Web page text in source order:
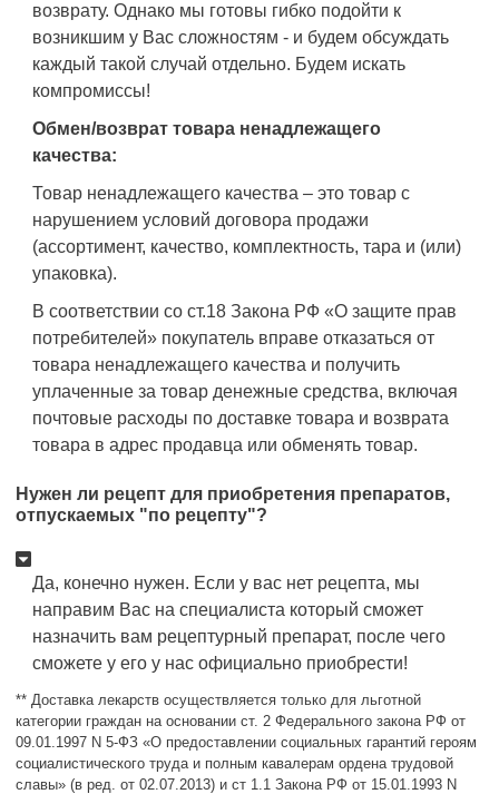
возврату. Однако мы готовы гибко подойти к
возникшим у Вас сложностям - и будем обсуждать
каждый такой случай отдельно. Будем искать
компромиссы!
Обмен/возврат товара ненадлежащего
качества:
Товар ненадлежащего качества – это товар с
нарушением условий договора продажи
(ассортимент, качество, комплектность, тара и (или)
упаковка).
В соответствии со ст.18 Закона РФ «О защите прав
потребителей» покупатель вправе отказаться от
товара ненадлежащего качества и получить
уплаченные за товар денежные средства, включая
почтовые расходы по доставке товара и возврата
товара в адрес продавца или обменять товар.
Нужен ли рецепт для приобретения препаратов,
отпускаемых "по рецепту"?
Да, конечно нужен. Если у вас нет рецепта, мы
направим Вас на специалиста который сможет
назначить вам рецептурный препарат, после чего
сможете у его у нас официально приобрести!
** Доставка лекарств осуществляется только для льготной
категории граждан на основании ст. 2 Федерального закона РФ от
09.01.1997 N 5-ФЗ «О предоставлении социальных гарантий героям
социалистического труда и полным кавалерам ордена трудовой
славы» (в ред. от 02.07.2013) и ст 1.1 Закона РФ от 15.01.1993 N